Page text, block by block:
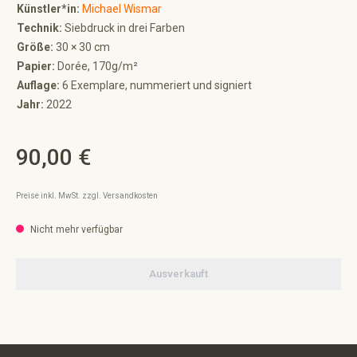
Künstler*in: Michael Wismar
Technik: Siebdruck in drei Farben
Größe: 30 × 30 cm
Papier: Dorée, 170g/m²
Auflage: 6 Exemplare, nummeriert und signiert
Jahr: 2022
Regulärer Preis:
90,00 €
Preise inkl. MwSt. zzgl. Versandkosten
Nicht mehr verfügbar
Ausverkauft